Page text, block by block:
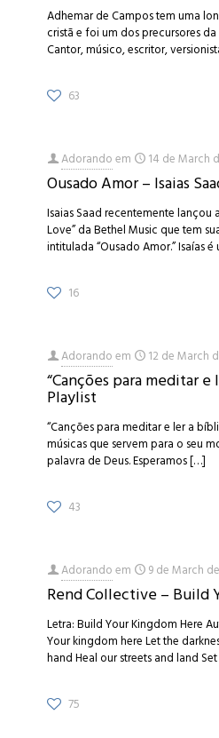
Adhemar de Campos tem uma
cristã e foi um dos precursores
Cantor, músico, escritor,
63
Adorandoem 14 de March
Ousado Amor – Isaias
Isaias Saad recentemente lançou
Love” da Bethel Music que tem
intitulada “Ousado Amor.” Isaías
16
Adorandoem 12 de March
“Canções para meditar
Playlist
“Canções para meditar e ler a
músicas que servem para o seu
palavra de Deus. Esperamos[…]
43
Adorandoem 9 de March
Rend Collective – Build
Letra: Build Your Kingdom Here
Your kingdom here Let the
hand Heal our streets and land Set
75